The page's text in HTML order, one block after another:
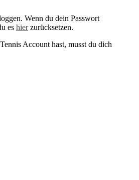
Wenn du dein Passwort
es hierzurücksetzen.
Account hast, musst du dich